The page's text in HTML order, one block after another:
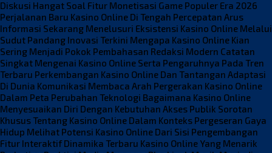
Diskusi Hangat Soal Fitur Monetisasi Game Populer Era 2026
Perjalanan Baru Kasino Online Di Tengah Percepatan Arus
Informasi Sekarang Menelusuri Eksistensi Kasino Online Melalui
Sudut Pandang Inovasi Terkini Mengapa Kasino Online Kian
Sering Menjadi Pokok Pembahasan Redaksi Modern Catatan
Singkat Mengenai Kasino Online Serta Pengaruhnya Pada Tren
Terbaru Perkembangan Kasino Online Dan Tantangan Adaptasi
Di Dunia Komunikasi Membaca Arah Pergerakan Kasino Online
Dalam Peta Perubahan Teknologi Bagaimana Kasino Online
Menyesuaikan Diri Dengan Kebutuhan Akses Publik Sorotan
Khusus Tentang Kasino Online Dalam Konteks Pergeseran Gaya
Hidup Melihat Potensi Kasino Online Dari Sisi Pengembangan
Fitur Interaktif Dinamika Terbaru Kasino Online Yang Menarik